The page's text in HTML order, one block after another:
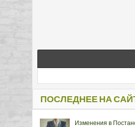
ПОСЛЕДНЕЕ НА
Изменения в